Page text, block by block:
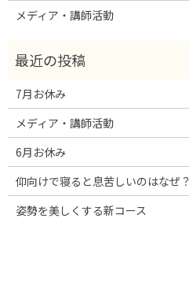
メディア・講師活動
7月お休み
メディア・講師活動
6月お休み
仰向けで寝ると息苦しいのはなぜ？
姿勢を美しくする新コース